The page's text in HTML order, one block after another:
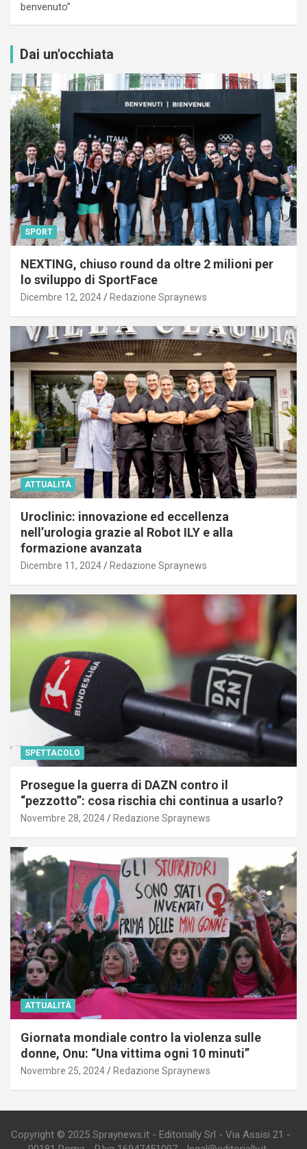
benvenuto”
Dai un'occhiata
SPORT
NEXTING, chiuso round da oltre 2 milioni per
lo sviluppo di SportFace
Dicembre 12, 2024 Redazione Spraynews
ATTUALITÀ
Uroclinic: innovazione ed eccellenza
nell’urologia grazie al Robot ILY e alla
formazione avanzata
Dicembre 11, 2024 Redazione Spraynews
SPETTACOLO
Prosegue la guerra di DAZN contro il
“pezzotto”: cosa rischia chi continua a usarlo?
Novembre 28, 2024 Redazione Spraynews
ATTUALITÀ
Giornata mondiale contro la violenza sulle
donne, Onu: “Una vittima ogni 10 minuti”
Novembre 25, 2024 Redazione Spraynews
Copyright © 2025 Spraynews.it - Editorially Srl - Via Assisi 21 -